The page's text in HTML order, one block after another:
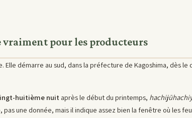
vraiment pour les producteurs
démarre au sud, dans la préfecture de Kagoshima, dès
huitième nuit après le début du printemps,
une donnée, mais il indique assez bien la fenêtre où les